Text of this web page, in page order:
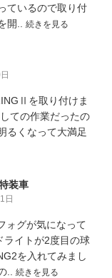
ているので取り付
開.. 続きを見る
を取り付けま
ての作業だったの
るくなって大満足
装車
日
ォグが気になって
ライトが2度目の球
を入れてみまし
.. 続きを見る